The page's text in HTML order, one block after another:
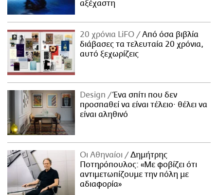
αξέχαστη
20 χρόνια LiFO
Από όσα βιβλία
διάβασες τα τελευταία 20 χρόνια,
αυτό ξεχωρίζεις
Design
Ένα σπίτι που δεν
προσπαθεί να είναι τέλειο· θέλει να
είναι αληθινό
Οι Αθηναίοι
Δημήτρης
Ποτηρόπουλος: «Με φοβίζει ότι
αντιμετωπίζουμε την πόλη με
αδιαφορία»